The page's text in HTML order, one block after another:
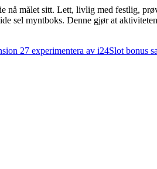
nå målet sitt. Lett, livlig med festlig,
sel myntboks. Denne gjør at
27 experimentera av i24Slot bonus